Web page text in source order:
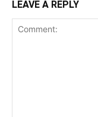
LEAVE A REPLY